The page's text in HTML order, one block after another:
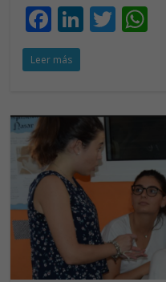
F
ac
e
o
o
k
Li
dI
n
T
A
p
Leer más